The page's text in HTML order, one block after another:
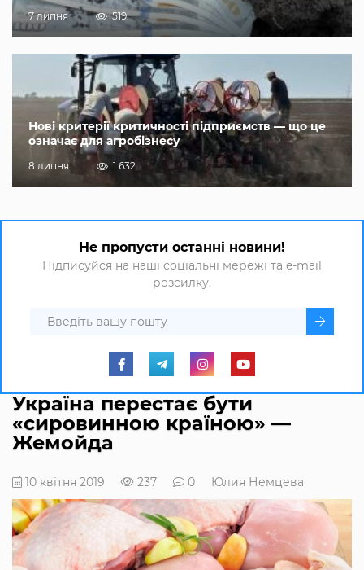
7 липня 519
Нові критерії критичності підприємств — що це
означає для агробізнесу
8 липня 1 632
Не пропусти останні новини!
Підписуйся на наші соціальні мережі та e-mail
розсилку.
Україна перестає бути
«сировинною країною» —
Жемойда
10 квітня 2019 237 0 Юлия Немцева